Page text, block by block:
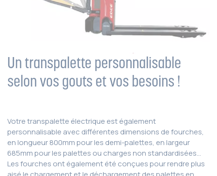
Un transpalette personnalisable
selon vos gouts et vos besoins !
Votre transpalette électrique est également
personnalisable avec différentes dimensions de fourches,
en longueur 800mm pour les demi-palettes, en largeur
685mm pour les palettes ou charges non standardisées…
Les fourches ont également été conçues pour rendre plus